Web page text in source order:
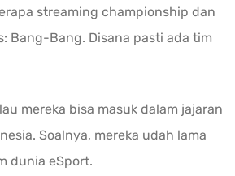
streaming championship dan
Bang-Bang. Disana pasti ada tim
mereka bisa masuk dalam jajaran
Soalnya, mereka udah lama
dunia eSport.